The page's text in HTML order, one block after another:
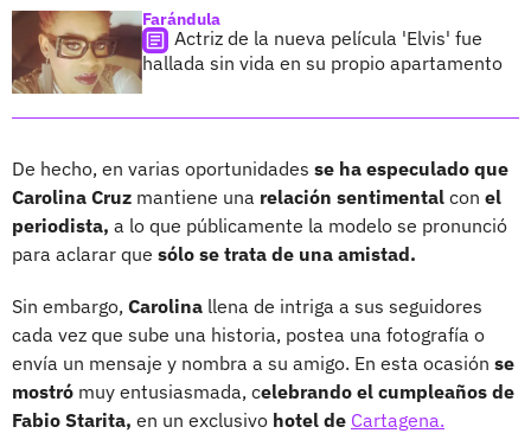
Farándula
Actriz de la nueva película 'Elvis' fue
hallada sin vida en su propio apartamento
De hecho, en varias oportunidades se ha especulado que
Carolina Cruz mantiene una relación sentimental con el
periodista, a lo que públicamente la modelo se pronunció
para aclarar que sólo se trata de una amistad.
Sin embargo, Carolina llena de intriga a sus seguidores
cada vez que sube una historia, postea una fotografía o
envía un mensaje y nombra a su amigo. En esta ocasión se
mostró muy entusiasmada, celebrando el cumpleaños de
Fabio Starita, en un exclusivo hotel de Cartagena.